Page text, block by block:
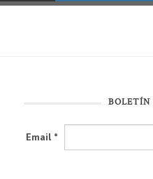
BOLETÍN
Email *